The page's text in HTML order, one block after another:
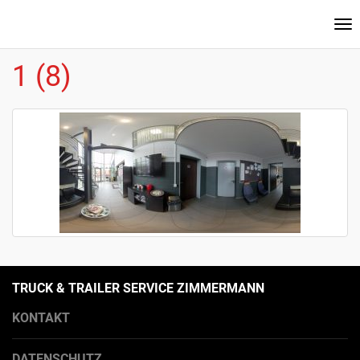
1 (8)
TRUCK & TRAILER SERVICE ZIMMERMANN
KONTAKT